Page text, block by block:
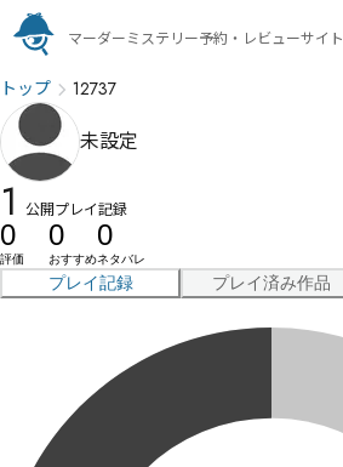
マーダーミステリー予約・レビューサイト
トップ 12737
未設定
1 公開プレイ記録
0
評価
0
おすすめ
0
ネタバレ
プレイ記録 プレイ済み作品